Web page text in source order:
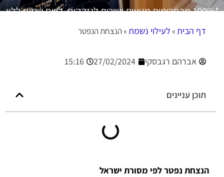
*100% מהתרומות מגיעות ישירות לנזקקים. לשם שמים ללא
דף הבית»לעילוי נשמת»הנצחת הנפטר
אברהם רגבסקי 27/02/2024
15:16
תוכן עניינים
הנצחת נפטר לפי מסורת ישראל